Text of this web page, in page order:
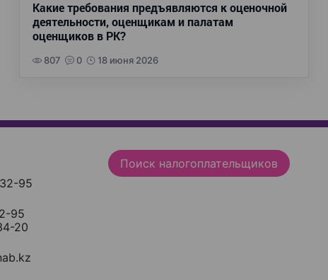
Какие требования предъявляются к оценочной
деятельности, оценщикам и палатам
оценщиков в РК?
807 0 18 июня 2026
95
95
20
Поиск налогоплательщиков